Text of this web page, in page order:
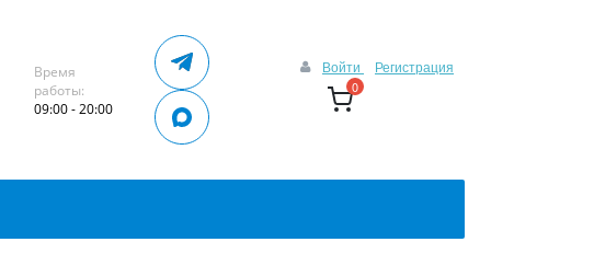
Войти Регистрация
0
Время
работы:
09:00 - 20:00